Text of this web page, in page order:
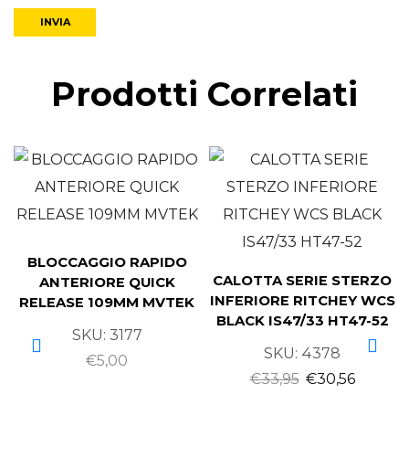
Prodotti Correlati
BLOCCAGGIO RAPIDO
ANTERIORE QUICK
RELEASE 109MM MVTEK
SKU: 3177
€5,00
CALOTTA SERIE STERZO
INFERIORE RITCHEY WCS
BLACK IS47/33 HT47-52
SKU: 4378
€33,95 €30,56